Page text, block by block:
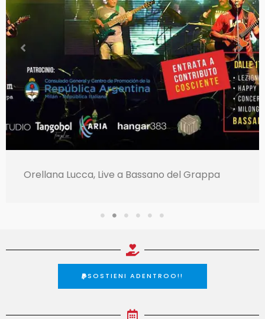
Orellana Lucca, Live a Bassano del Grappa
SOSTIENI ADENTROO!!